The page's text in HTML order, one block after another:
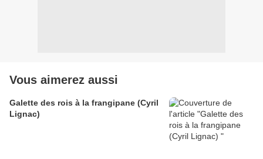
Vous aimerez aussi
Galette des rois à la frangipane (Cyril
Lignac)